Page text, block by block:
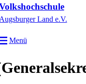
Augsburger Land e.V.
Menü